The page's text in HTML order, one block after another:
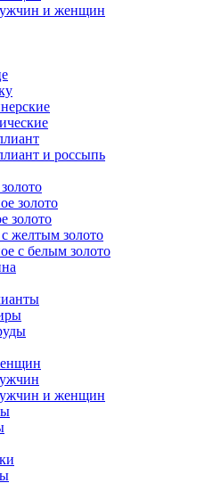
и женщин
и россыпь
золото
золото
желтым золото
с белым золото
и женщин